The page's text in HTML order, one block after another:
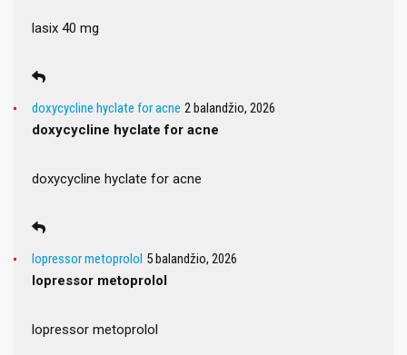
lasix 40 mg
doxycycline hyclate for acne 2 balandžio, 2026
doxycycline hyclate for acne
doxycycline hyclate for acne
lopressor metoprolol 5 balandžio, 2026
lopressor metoprolol
lopressor metoprolol